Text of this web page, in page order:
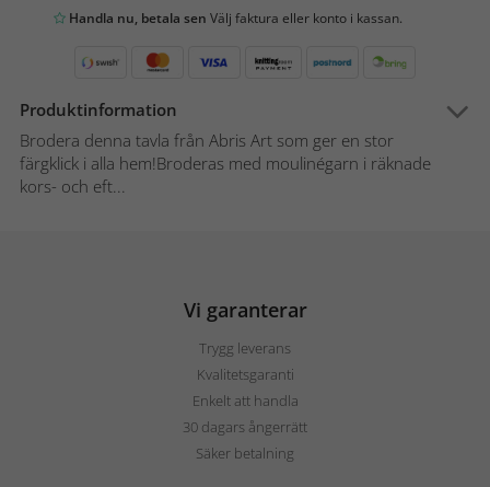
Handla nu, betala sen Välj faktura eller konto i kassan.
Produktinformation
Brodera denna tavla från Abris Art som ger en stor
färgklick i alla hem!Broderas med moulinégarn i räknade
kors- och eft...
Vi garanterar
Trygg leverans
Kvalitetsgaranti
Enkelt att handla
30 dagars ångerrätt
Säker betalning